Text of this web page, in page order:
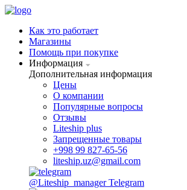
Как это работает
Магазины
Помощь при покупке
Информация
Дополнительная информация
Цены
О компании
Популярные вопросы
Отзывы
Liteship plus
Запрещенные товары
+998 99 827-65-56
liteship.uz@gmail.com
@Liteship_manager Telegram